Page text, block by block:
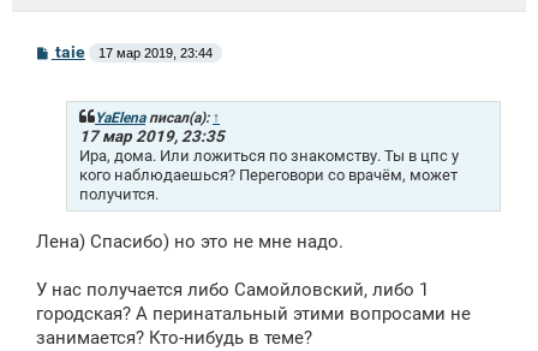
С
о
taie 17 мар 2019, 23:44
YaElenaписал(а): ↑
17 мар 2019, 23:35
Ира, дома. Или ложиться по знакомству. Ты в цпс у
кого наблюдаешься? Переговори со врачём, может
получится.
Лена) Спасибо) но это не мне надо.
У нас получается либо Самойловский, либо 1
городская? А перинатальный этими вопросами не
занимается? Кто-нибудь в теме?